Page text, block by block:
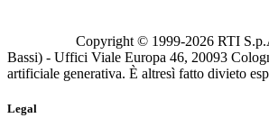
Copyright © 1999-2026 RTI
Bassi) - Uffici Viale Europa 46, 20093
artificiale generativa. È altresì fatto divieto
Legal